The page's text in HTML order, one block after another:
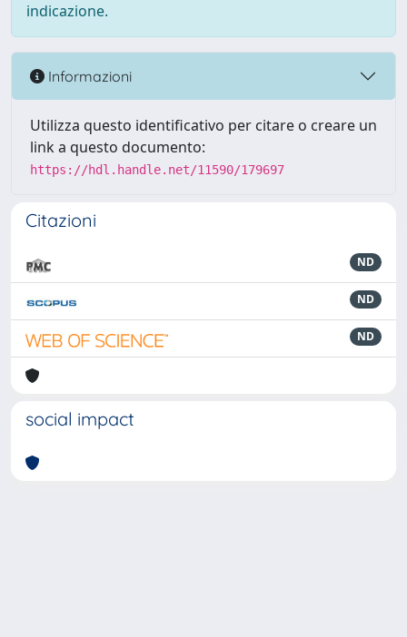
indicazione.
Informazioni
Utilizza questo identificativo per citare o creare un
link a questo documento:
https://hdl.handle.net/11590/179697
Citazioni
ND
ND
ND
social impact